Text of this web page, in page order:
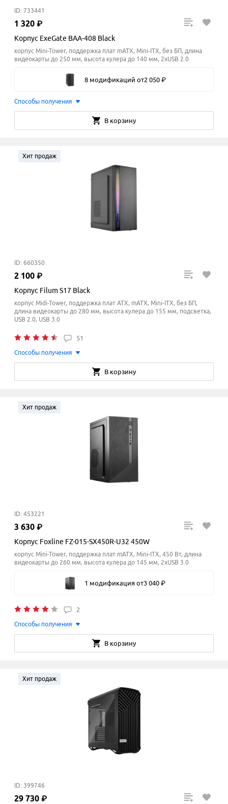
ID: 733441
1 320 ₽
Корпус ExeGate BAA-408 Black
корпус Mini-Tower, поддержка плат mATX, Mini-ITX, без БП, длина
видеокарты до 250 мм, высота кулера до 140 мм, 2xUSB 2.0
8 модификаций от2 050 ₽
Способы получения
В корзину
Хит продаж
ID: 660350
2 100 ₽
Корпус Filum S17 Black
корпус Midi-Tower, поддержка плат ATX, mATX, Mini-ITX, без БП,
длина видеокарты до 280 мм, высота кулера до 155 мм, подсветка,
USB 2.0, USB 3.0
51
Способы получения
В корзину
Хит продаж
ID: 453221
3 630 ₽
Корпус Foxline FZ-015-SX450R-U32 450W
корпус Mini-Tower, поддержка плат mATX, Mini-ITX, 450 Вт, длина
видеокарты до 260 мм, высота кулера до 145 мм, 2xUSB 3.0
1 модификация от3 040 ₽
2
Способы получения
В корзину
Хит продаж
ID: 399746
29 730 ₽